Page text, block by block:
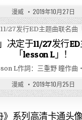
漫威 2019年10月27日
决定于11/27发行
「lesson L」！
L作詞：三重野 瞳作曲
漫威 2019年10月25日
》系列高清卡通头